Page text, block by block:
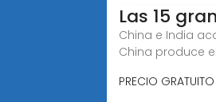
Las 15
China e India
China produce
PRECIO GRATUITO